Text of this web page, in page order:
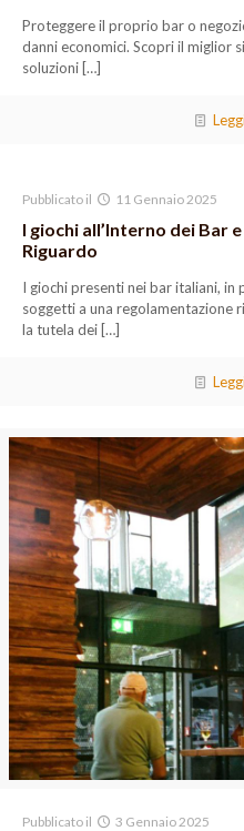
Proteggere il proprio bar o
danni economici. Scopri il miglior
soluzioni […]
Pubblicato il 11 Gennaio 2025
I giochi all’Interno dei Bar
Riguardo
I giochi presenti nei bar italiani, in
soggetti a una regolamentazione
la tutela dei […]
Pubblicato il 3 Gennaio 2025